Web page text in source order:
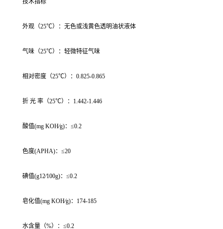
技术指标
外观（25℃）：无色或浅黄色透明油状液体
气味（25℃）：轻微特征气味
相对密度（25℃）：0.825-0.865
折 光 率（25℃）：1.442-1.446
酸值(mg KOH∕g)：≤0.2
色度(APHA)：≤20
碘值(g12∕100g)：≤0.2
皂化值(mg KOH∕g)：174-185
水含量（%）：≤0.2